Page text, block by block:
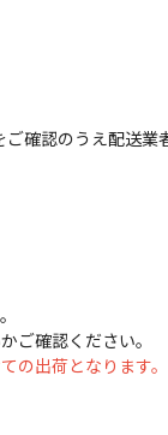
確認のうえ配送業
ご確認ください。
の出荷となります。